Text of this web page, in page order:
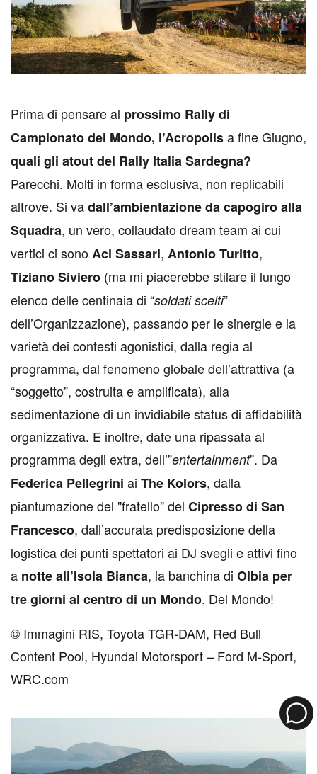
Prima di pensare al prossimo Rally di
Campionato del Mondo, l’Acropolisa fine Giugno,
quali gli atout del Rally Italia Sardegna?
Parecchi. Molti in forma esclusiva, non replicabili
altrove. Si vadall’ambientazione da capogiro alla
Squadra, un vero, collaudato dream team ai cui
vertici ci sonoAci Sassari, Antonio Turitto,
Tiziano Siviero (ma mi piacerebbe stilare il lungo
elenco delle centinaia di “soldati scelti”
dell’Organizzazione), passando per le sinergie e la
varietà dei contesti agonistici, dalla regia al
programma, dal fenomeno globale dell’attrattiva (a
“soggetto”, costruita e amplificata), alla
sedimentazione di un invidiabile status di affidabilità
organizzativa. E inoltre, date una ripassata al
programma degli extra, dell’”entertainment”. Da
Federica Pellegrini ai The Kolors, dalla
piantumazione del "fratello" del Cipresso di San
Francesco, dall’accurata predisposizione della
logistica dei punti spettatori ai DJ svegli e attivi fino
a notte all’Isola Bianca, la banchina di Olbia per
tre giorni al centro di un Mondo. Del Mondo!
© Immagini RIS, Toyota TGR-DAM, Red Bull
Content Pool, Hyundai Motorsport – Ford M-Sport,
WRC.com